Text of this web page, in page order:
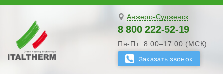
Анжеро-Судженск
8 800 222-52-19
Пн-Пт: 8:00–17:00 (МСК)